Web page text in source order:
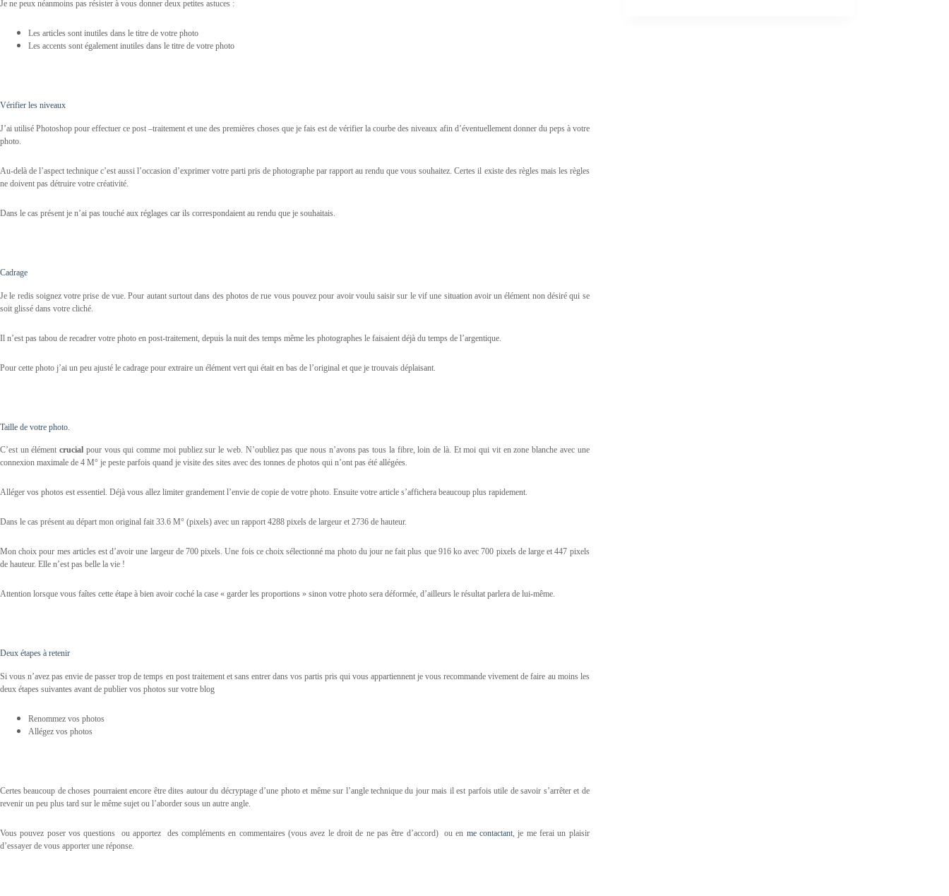
Je ne peux néanmoins pas résister à vous donner deux petites astuces :
Les articles sont inutiles dans le titre de votre photo
Les accents sont également inutiles dans le titre de votre photo
Vérifier les niveaux
J’ai utilisé Photoshop pour effectuer ce post –traitement et une des premières choses que je fais est de vérifier la courbe des niveaux afin d’éventuellement donner du peps à votre
photo.
Au-delà de l’aspect technique c’est aussi l’occasion d’exprimer votre parti pris de photographe par rapport au rendu que vous souhaitez. Certes il existe des règles mais les règles
ne doivent pas détruire votre créativité.
Dans le cas présent je n’ai pas touché aux réglages car ils correspondaient au rendu que je souhaitais.
Cadrage
Je le redis soignez votre prise de vue. Pour autant surtout dans des photos de rue vous pouvez pour avoir voulu saisir sur le vif une situation avoir un élément non désiré qui se
soit glissé dans votre cliché.
Il n’est pas tabou de recadrer votre photo en post-traitement, depuis la nuit des temps même les photographes le faisaient déjà du temps de l’argentique.
Pour cette photo j’ai un peu ajusté le cadrage pour extraire un élément vert qui était en bas de l’original et que je trouvais déplaisant.
Taille de votre photo.
C’est un élémentcrucial pour vous qui comme moi publiez sur le web. N’oubliez pas que nous n’avons pas tous la fibre, loin de là. Et moi qui vit en zone blanche avec une
connexion maximale de 4 M° je peste parfois quand je visite des sites avec des tonnes de photos qui n’ont pas été allégées.
Alléger vos photos est essentiel. Déjà vous allez limiter grandement l’envie de copie de votre photo. Ensuite votre article s’affichera beaucoup plus rapidement.
Dans le cas présent au départ mon original fait 33.6 M° (pixels) avec un rapport 4288 pixels de largeur et 2736 de hauteur.
Mon choix pour mes articles est d’avoir une largeur de 700 pixels. Une fois ce choix sélectionné ma photo du jour ne fait plus que 916 ko avec 700 pixels de large et 447 pixels
de hauteur. Elle n’est pas belle la vie !
Attention lorsque vous faîtes cette étape à bien avoir coché la case « garder les proportions » sinon votre photo sera déformée, d’ailleurs le résultat parlera de lui-même.
Deux étapes à retenir
Si vous n’avez pas envie de passer trop de temps en post traitement et sans entrer dans vos partis pris qui vous appartiennent je vous recommande vivement de faire au moins les
deux étapes suivantes avant de publier vos photos sur votre blog
Renommez vos photos
Allégez vos photos
Certes beaucoup de choses pourraient encore être dites autour du décryptage d’une photo et même sur l’angle technique du jour mais il est parfois utile de savoir s’arrêter et de
revenir un peu plus tard sur le même sujet ou l’aborder sous un autre angle.
Vous pouvez poser vos questions ou apportez des compléments en commentaires (vous avez le droit de ne pas être d’accord) ou en me contactant, je me ferai un plaisir
d’essayer de vous apporter une réponse.